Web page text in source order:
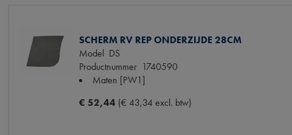
SCHERM RV REP ONDERZIJDE 28CM
Model DS
Productnummer 1740590
Maten [PW1]
€ 52,44 (€ 43,34 excl. btw)